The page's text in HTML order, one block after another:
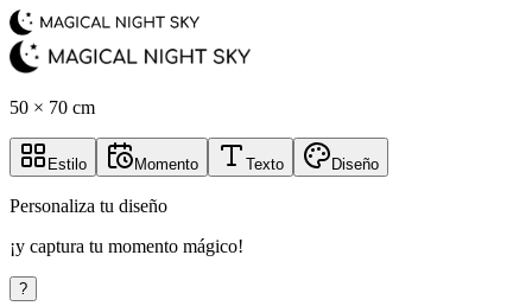
50 × 70 cm
Estilo Momento Texto Diseño
Personaliza tu diseño
¡y captura tu momento mágico!
?